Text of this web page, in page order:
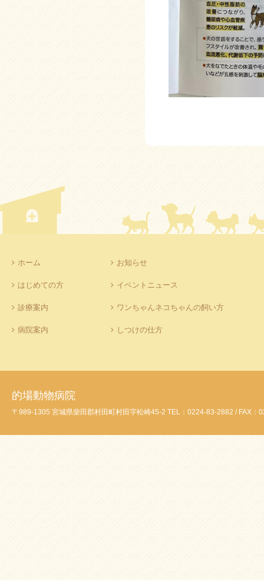
ホーム
はじめての方
診療案内
病院案内
お知らせ
イベントニュース
ワンちゃんネコちゃんの飼い方
しつけの仕方
的場動物病院
〒989-1305 宮城県柴田郡村田町村田字松崎45-2 TEL：0224-83-2882 / FAX：